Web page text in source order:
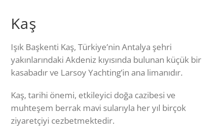
Kaş
Işık Başkenti Kaş, Türkiye’nin Antalya şehri
yakınlarındaki Akdeniz kıyısında bulunan küçük bir
kasabadır ve Larsoy Yachting’in ana limanıdır.
Kaş, tarihi önemi, etkileyici doğa cazibesi ve
muhteşem berrak mavi sularıyla her yıl birçok
ziyaretçiyi cezbetmektedir.